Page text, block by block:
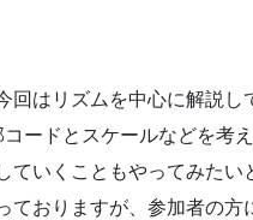
はリズムを中心に解説し
ードとスケールなどを考
ていくこともやってみたい
おりますが、参加者の方